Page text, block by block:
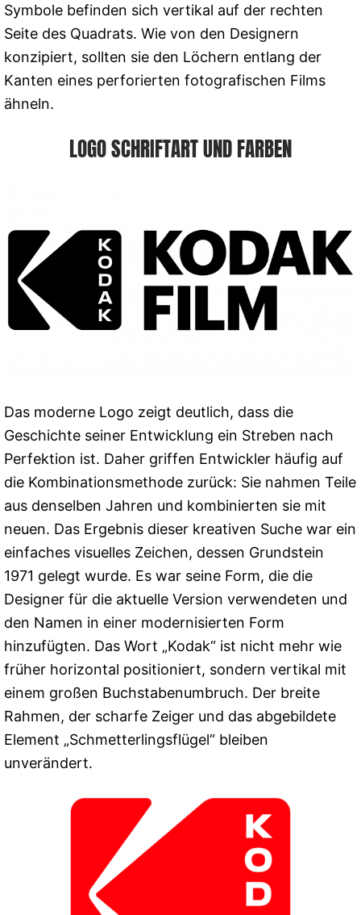
Symbole befinden sich vertikal auf der rechten
Seite des Quadrats. Wie von den Designern
konzipiert, sollten sie den Löchern entlang der
Kanten eines perforierten fotografischen Films
ähneln.
LOGO SCHRIFTART UND FARBEN
Das moderne Logo zeigt deutlich, dass die
Geschichte seiner Entwicklung ein Streben nach
Perfektion ist. Daher griffen Entwickler häufig auf
die Kombinationsmethode zurück: Sie nahmen Teile
aus denselben Jahren und kombinierten sie mit
neuen. Das Ergebnis dieser kreativen Suche war ein
einfaches visuelles Zeichen, dessen Grundstein
1971 gelegt wurde. Es war seine Form, die die
Designer für die aktuelle Version verwendeten und
den Namen in einer modernisierten Form
hinzufügten. Das Wort „Kodak“ ist nicht mehr wie
früher horizontal positioniert, sondern vertikal mit
einem großen Buchstabenumbruch. Der breite
Rahmen, der scharfe Zeiger und das abgebildete
Element „Schmetterlingsflügel“ bleiben
unverändert.